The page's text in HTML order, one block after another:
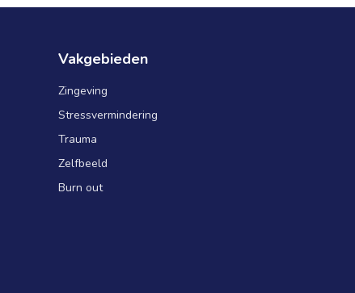
Vakgebieden
Zingeving
Stressvermindering
Trauma
Zelfbeeld
Burn out